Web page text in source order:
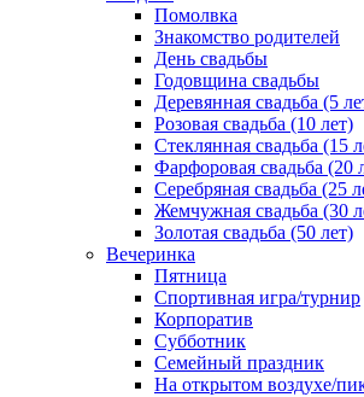
Помолвка
Знакомство родителей
День свадьбы
Годовщина свадьбы
Деревянная свадьба (5
Розовая свадьба (10 лет)
Стеклянная свадьба (15
Фарфоровая свадьба (20
Серебряная свадьба (25
Жемчужная свадьба (30
Золотая свадьба (50 лет)
Вечеринка
Пятница
Спортивная игра/турнир
Корпоратив
Субботник
Семейный праздник
На открытом воздухе/